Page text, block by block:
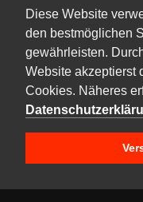
Diese Website
den bestmöglichen
gewährleisten.
Website akzeptierst
Cookies. Näheres
NorthCon
Kontakt
Presse
Verein
Impressum
AGB
Datenschutz
Copyright